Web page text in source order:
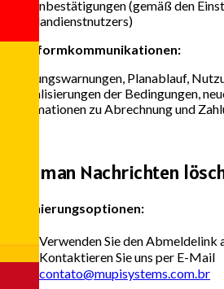
Terminbestätigungen (gemäß den
Zeitplandienstnutzers)
Plattformkommunikationen:
Nutzungswarnungen, Planablauf,
Aktualisierungen der Bedingungen,
Informationen zu Abrechnung und
Wie man Nachrichten
Stornierungsoptionen:
Verwenden Sie den Abmeldelink
Kontaktieren Sie uns per E-Mail
contato@mupisystems.com.br